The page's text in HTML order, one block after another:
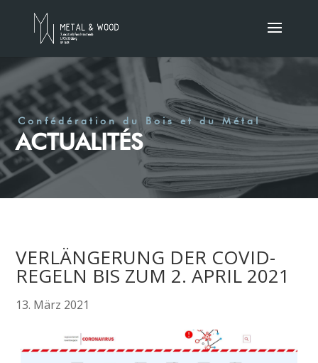
Confédération du Bois et du Métal
ACTUALITÉS
VERLÄNGERUNG DER COVID-
REGELN BIS ZUM 2. APRIL 2021
13. März 2021